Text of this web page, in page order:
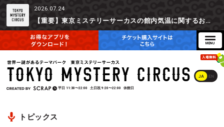
2026.07.24
【重要】東京ミステリーサーカスの館内気温に関するお詫びとご参加辞退時の返金対応について
JA EN
平日 11:30〜22:00 土日祝 9:20〜22:00 休館日
トピックス